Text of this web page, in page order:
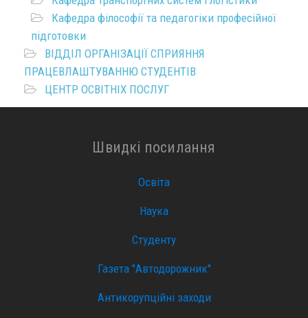
Кафедра філософії та педагогіки професійної
підготовки
ВІДДІЛ ОРГАНІЗАЦІЇ СПРИЯННЯ
ПРАЦЕВЛАШТУВАННЮ СТУДЕНТІВ
ЦЕНТР ОСВІТНІХ ПОСЛУГ
Швидкі посилання
Освіта
Наука
Студенту
Газета "Автодорожник"
Антикорупційні заходи